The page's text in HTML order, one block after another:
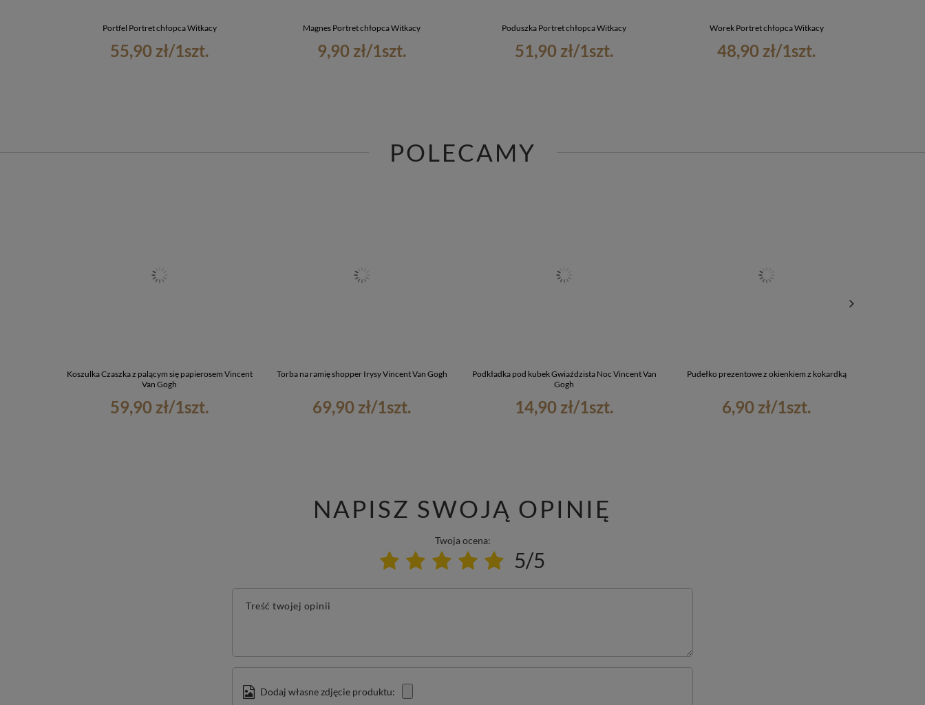
Portfel Portret chłopca Witkacy
55,90 zł/1szt.
Magnes Portret chłopca Witkacy
9,90 zł/1szt.
Poduszka Portret chłopca Witkacy
51,90 zł/1szt.
Worek Portret chłopca Witkacy
48,90 zł/1szt.
POLECAMY
Koszulka Czaszka z palącym się papierosem Vincent
Van Gogh
59,90 zł/1szt.
Torba na ramię shopper Irysy Vincent Van Gogh
69,90 zł/1szt.
Podkładka pod kubek Gwiaździsta Noc Vincent Van
Gogh
14,90 zł/1szt.
Pudełko prezentowe z okienkiem z kokardką
6,90 zł/1szt.
NAPISZ SWOJĄ OPINIĘ
Twoja ocena:
5/5
Treść twojej opinii
Dodaj własne zdjęcie produktu: